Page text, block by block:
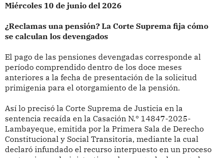
Miércoles 10 de junio del 2026
¿Reclamas una pensión? La Corte Suprema fija cómo
se calculan los devengados
El pago de las pensiones devengadas corresponde al
período comprendido dentro de los doce meses
anteriores a la fecha de presentación de la solicitud
primigenia para el otorgamiento de la pensión.
Así lo precisó la Corte Suprema de Justicia en la
sentencia recaída en la Casación N.° 14847-2025-
Lambayeque, emitida por la Primera Sala de Derecho
Constitucional y Social Transitoria, mediante la cual
declaró infundado el recurso interpuesto en un proceso